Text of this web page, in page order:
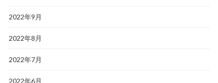
2022年9月
2022年8月
2022年7月
2022年6月